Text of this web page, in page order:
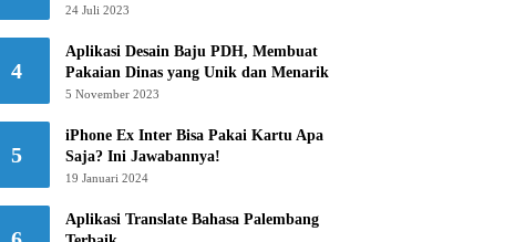
24 Juli 2023
4
Aplikasi Desain Baju PDH, Membuat
Pakaian Dinas yang Unik dan Menarik
5 November 2023
5
iPhone Ex Inter Bisa Pakai Kartu Apa
Saja? Ini Jawabannya!
19 Januari 2024
Aplikasi Translate Bahasa Palembang